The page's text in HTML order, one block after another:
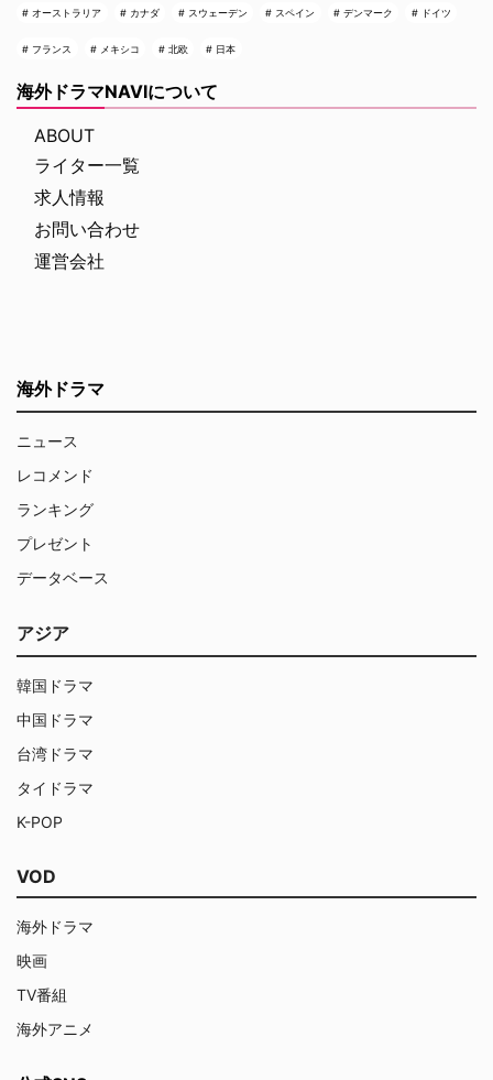
オーストラリア カナダ スウェーデン スペイン デンマーク ドイツ
フランス メキシコ 北欧 日本
海外ドラマNAVIについて
ABOUT
ライター一覧
求人情報
お問い合わせ
運営会社
海外ドラマ
ニュース
レコメンド
ランキング
プレゼント
データベース
アジア
韓国ドラマ
中国ドラマ
台湾ドラマ
タイドラマ
K-POP
VOD
海外ドラマ
映画
TV番組
海外アニメ